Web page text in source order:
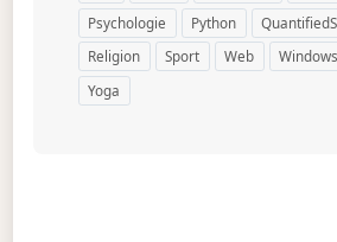
Psychologie
Python
Religion
Sport Web Windows
Yoga